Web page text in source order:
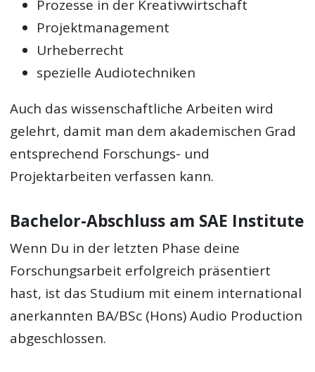
Prozesse in der Kreativwirtschaft
Projektmanagement
Urheberrecht
spezielle Audiotechniken
Auch das wissenschaftliche Arbeiten wird
gelehrt, damit man dem akademischen Grad
entsprechend Forschungs- und
Projektarbeiten verfassen kann.
Bachelor-Abschluss am SAE Institute
Wenn Du in der letzten Phase deine
Forschungsarbeit erfolgreich präsentiert
hast, ist das Studium mit einem international
anerkannten BA/BSc (Hons) Audio Production
abgeschlossen.